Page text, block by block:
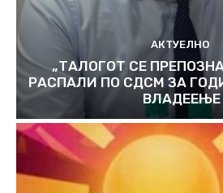
АКТУЕЛНО
„ТАЛОГОТ СЕ
РАСПАЛИ ПО СДСМ ЗА
ВЛАДЕЕЊЕ